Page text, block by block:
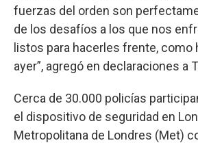
fuerzas del orden son
de los desafíos a los que nos
listos para hacerles frente, como
ayer”, agregó en declaraciones a
Cerca de 30.000 policías
el dispositivo de seguridad en
Metropolitana de Londres (Met)